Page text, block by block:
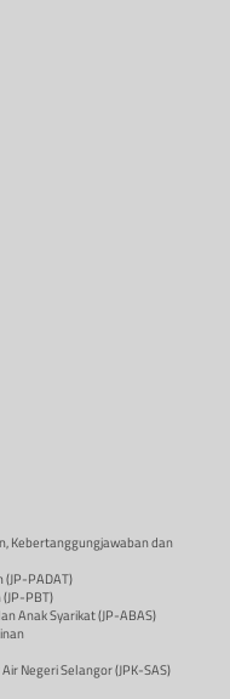
Kebertanggungjawaban dan
(JP-PADAT)
PBT)
Anak Syarikat (JP-ABAS)
Negeri Selangor (JPK-SAS)